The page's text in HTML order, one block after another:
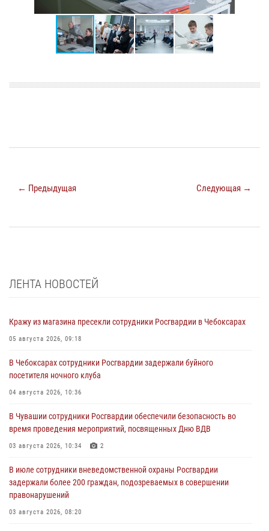
← Предыдущая Следующая →
ЛЕНТА НОВОСТЕЙ
Кражу из магазина пресекли сотрудники Росгвардии в Чебоксарах
05 августа 2026, 09:18
В Чебоксарах сотрудники Росгвардии задержали буйного
посетителя ночного клуба
04 августа 2026, 10:36
В Чувашии сотрудники Росгвардии обеспечили безопасность во
время проведения мероприятий, посвященных Дню ВДВ
03 августа 2026, 10:34 2
В июле сотрудники вневедомственной охраны Росгвардии
задержали более 200 граждан, подозреваемых в совершении
правонарушений
03 августа 2026, 08:20